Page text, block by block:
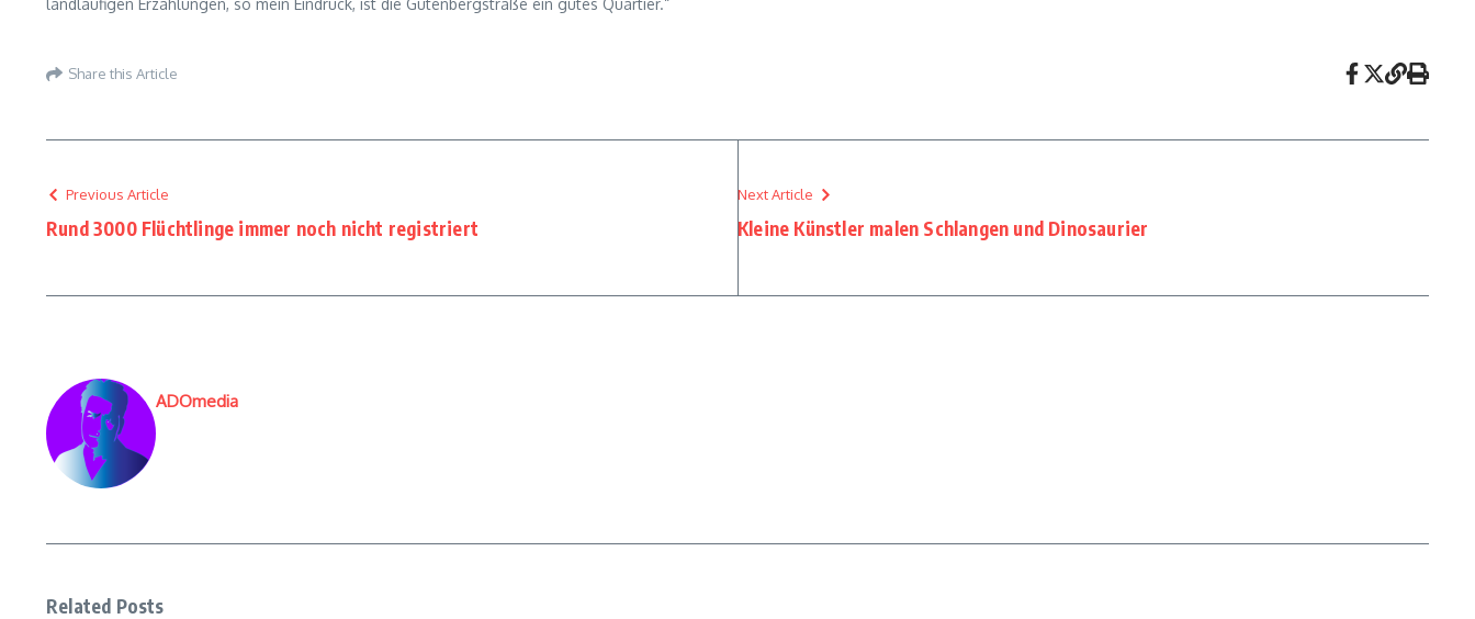
landläufigen Erzählungen, so mein Eindruck, ist die Gutenbergstraße ein gutes Quartier.“
Share this Article
Previous Article
Rund 3000 Flüchtlinge immer noch nicht registriert
Next Article
Kleine Künstler malen Schlangen und Dinosaurier
ADOmedia
Related Posts